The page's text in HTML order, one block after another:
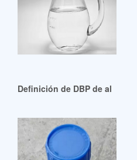
buena calidad en los Países
Definición de DBP de alta